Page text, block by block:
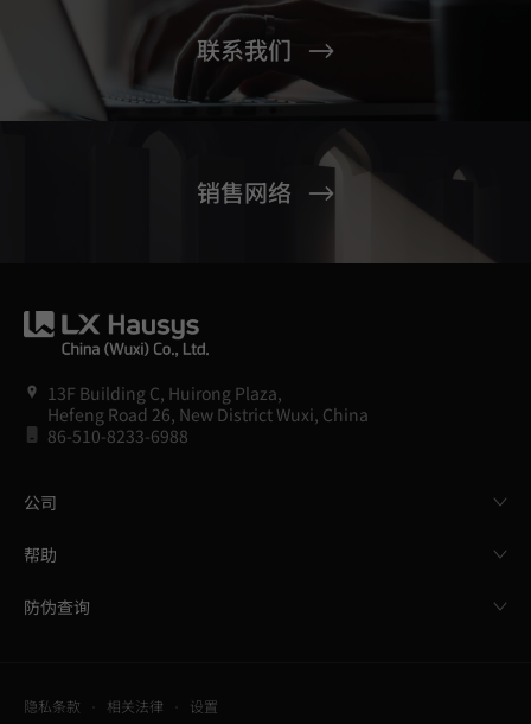
联系我们
销售网络
13F Building C, Huirong Plaza,
Hefeng Road 26, New District Wuxi, China
86-510-8233-6988
公司
帮助
防伪查询
隐私条款 相关法律 设置